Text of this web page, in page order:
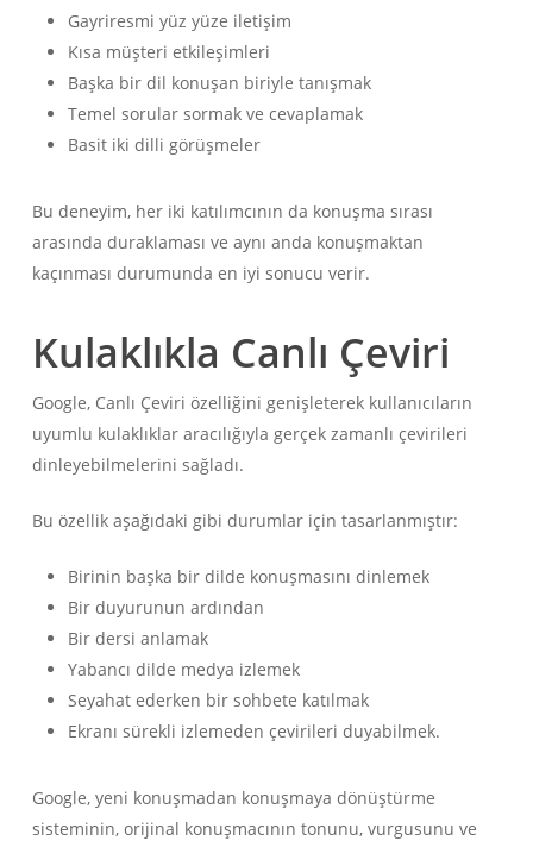
Gayriresmi yüz yüze iletişim
Kısa müşteri etkileşimleri
Başka bir dil konuşan biriyle tanışmak
Temel sorular sormak ve cevaplamak
Basit iki dilli görüşmeler
Bu deneyim, her iki katılımcının da konuşma sırası
arasında duraklaması ve aynı anda konuşmaktan
kaçınması durumunda en iyi sonucu verir.
Kulaklıkla Canlı Çeviri
Google, Canlı Çeviri özelliğini genişleterek kullanıcıların
uyumlu kulaklıklar aracılığıyla gerçek zamanlı çevirileri
dinleyebilmelerini sağladı.
Bu özellik aşağıdaki gibi durumlar için tasarlanmıştır:
Birinin başka bir dilde konuşmasını dinlemek
Bir duyurunun ardından
Bir dersi anlamak
Yabancı dilde medya izlemek
Seyahat ederken bir sohbete katılmak
Ekranı sürekli izlemeden çevirileri duyabilmek.
Google, yeni konuşmadan konuşmaya dönüştürme
sisteminin, orijinal konuşmacının tonunu, vurgusunu ve